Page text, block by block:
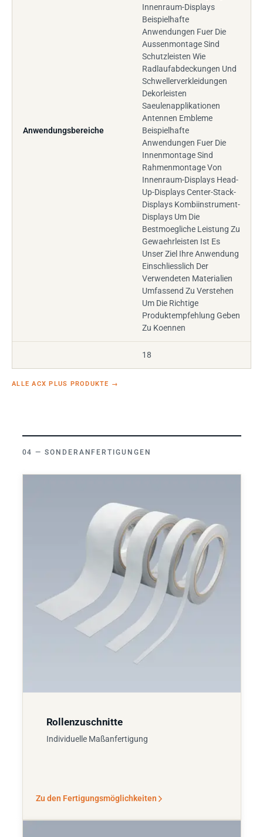
Anwendungsbereiche
Innenraum-Displays
Beispielhafte
Anwendungen Fuer Die
Aussenmontage Sind
Schutzleisten Wie
Radlaufabdeckungen Und
Schwellerverkleidungen
Dekorleisten
Saeulenapplikationen
Antennen Embleme
Beispielhafte
Anwendungen Fuer Die
Innenmontage Sind
Rahmenmontage Von
Innenraum-Displays Head-
Up-Displays Center-Stack-
Displays Kombiinstrument-
Displays Um Die
Bestmoegliche Leistung Zu
Gewaehrleisten Ist Es
Unser Ziel Ihre Anwendung
Einschliesslich Der
Verwendeten Materialien
Umfassend Zu Verstehen
Um Die Richtige
Produktempfehlung Geben
Zu Koennen
18
ALLE ACX PLUS PRODUKTE →
SONDERANFERTIGUNGEN
Rollenzuschnitte
Individuelle Maßanfertigung
Zu den Fertigungsmöglichkeiten